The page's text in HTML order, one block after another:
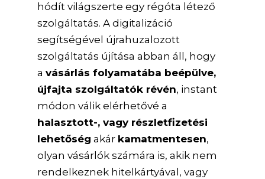
hódít világszerte egy régóta létező
szolgáltatás. A digitalizáció
segítségével újrahuzalozott
szolgáltatás újítása abban áll, hogy
avásárlás folyamatába beépülve,
újfajta szolgáltatók révén, instant
módon válik elérhetővé a
halasztott-, vagy részletfizetési
lehetőség akár kamatmentesen,
olyan vásárlók számára is, akik nem
rendelkeznek hitelkártyával, vagy